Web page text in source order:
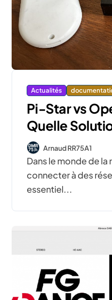
Actualités
Pi-Star vs
Quelle
pour Votre
Numérique ?
Arnaud RR75A1
Dans le monde de la radio amateur, se
connecter à des
essentiel...